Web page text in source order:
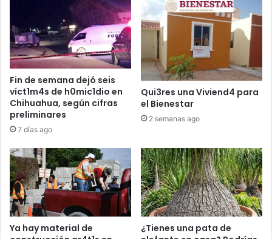
Fin de semana dejó seis
víct1m4s de h0mic1dio en
Chihuahua, según cifras
preliminares
7 días ago
Qui3res una Viviend4 para
el Bienestar
2 semanas ago
Ya hay material de
¿Tienes una pata de